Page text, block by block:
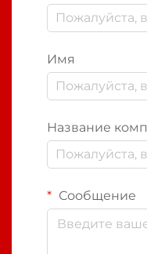
Имя
Название
Сообщение